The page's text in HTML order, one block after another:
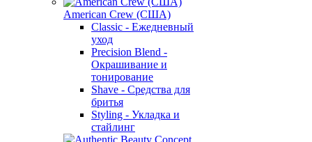
American Crew (США)
Classic - Ежедневный
уход
Precision Blend -
Окрашивание и
тонирование
Shave - Средства для
бритья
Styling - Укладка и
стайлинг